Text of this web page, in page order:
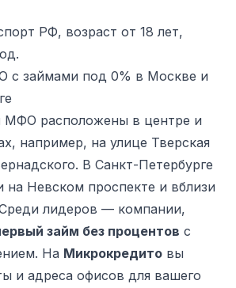
РФ, возраст от 18 лет,
с займами под 0% в Москве и
расположены в центре и
например, на улице Тверская
В Санкт-Петербурге
на Невском проспекте и вблизи
лидеров — компании,
займ без процентов с
На Микрокредито вы
и адреса офисов для вашего